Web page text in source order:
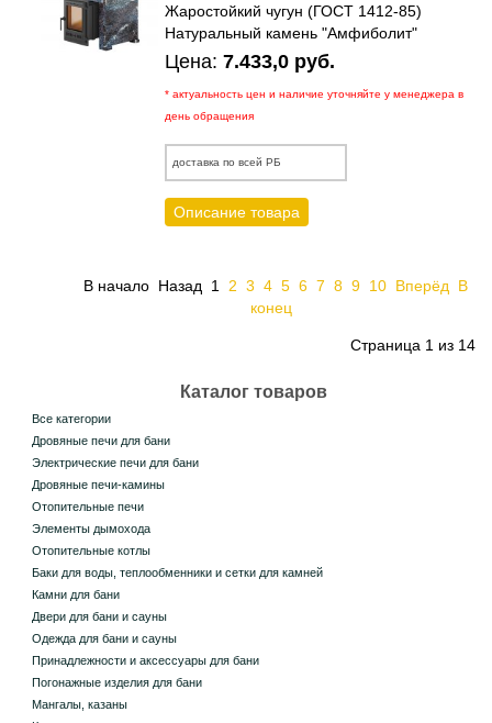
Каталог товаров
Все категории
Дровяные печи для бани
Электрические печи для бани
Дровяные печи-камины
Отопительные печи
Элементы дымохода
Отопительные котлы
Баки для воды, теплообменники и сетки для камней
Камни для бани
Двери для бани и сауны
Одежда для бани и сауны
Принадлежности и аксессуары для бани
Погонажные изделия для бани
Мангалы, казаны
Жаростойкий чугун (ГОСТ 1412-85)
Натуральный камень "Амфиболит"
Цена: 7.433,0 руб.
* актуальность цен и наличие уточняйте у менеджера в
день обращения
доставка по всей РБ
Описание товара
В начало Назад 1 2 3 4 5 6 7 8 9 10 Вперёд
В
конец
Страница 1 из 14